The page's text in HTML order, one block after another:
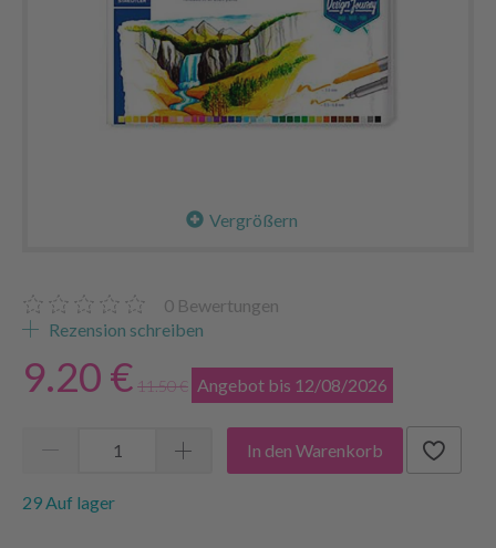
Vergrößern
0 Bewertungen
Rezension schreiben
9.20 € 11.50 € Angebot bis 12/08/2026
In den Warenkorb
29 Auf lager